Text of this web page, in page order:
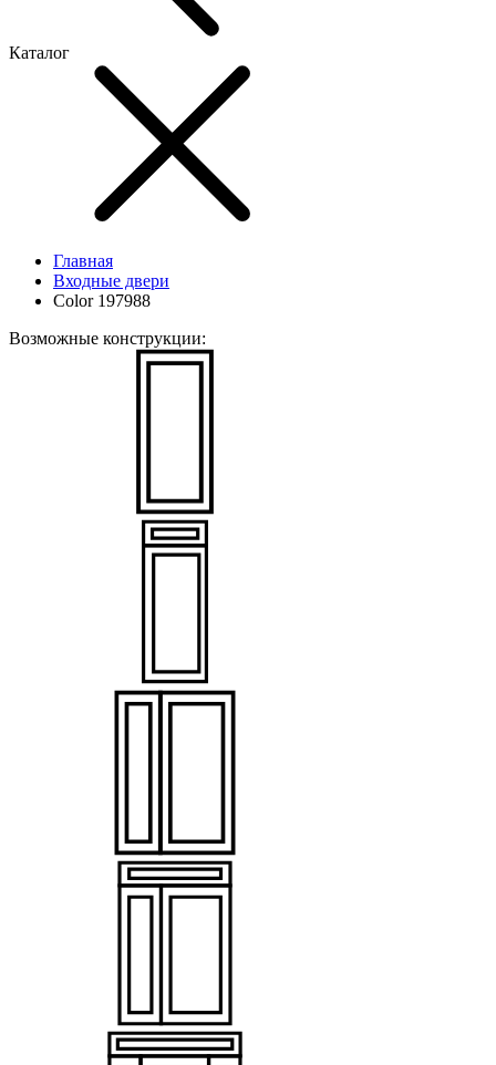
Каталог
Главная
Входные двери
Color 197988
Возможные конструкции: